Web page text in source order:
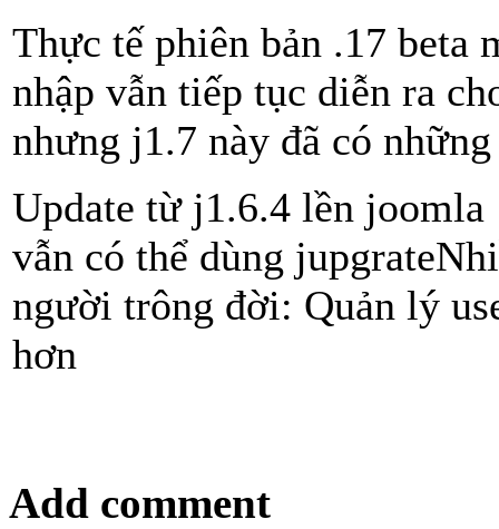
Thực tế phiên bản .17 beta
nhập vẫn tiếp tục diễn ra
nhưng j1.7 này đã có
Update từ j1.6.4 lền joomla
vẫn có thể dùng
người trông đời: Quản lý
hơn
Add comment